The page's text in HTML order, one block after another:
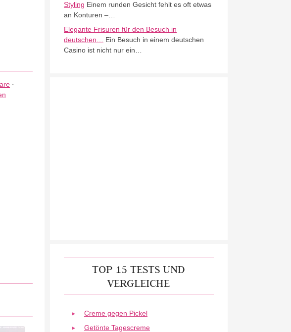
⋅
Styling Einem runden Gesicht fehlt es oft etwas
an Konturen –…
Elegante Frisuren für den Besuch in
deutschen…
Ein Besuch in einem deutschen
Casino ist nicht nur ein…
TOP 15 TESTS UND
VERGLEICHE
Creme gegen Pickel
Getönte Tagescreme